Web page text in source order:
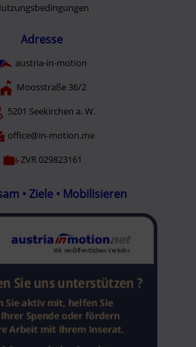
Adresse
austria-in-motion
Moosstraße 36/2
5201 Seekirchen a. W.
office@in-motion.me
ZVR 029823161
• Ziele • Mobilisieren